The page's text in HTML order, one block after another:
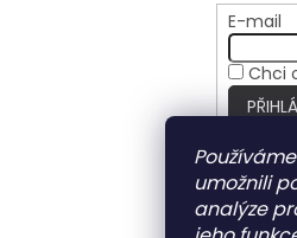
umožnili
analýze
E-mail
Chci